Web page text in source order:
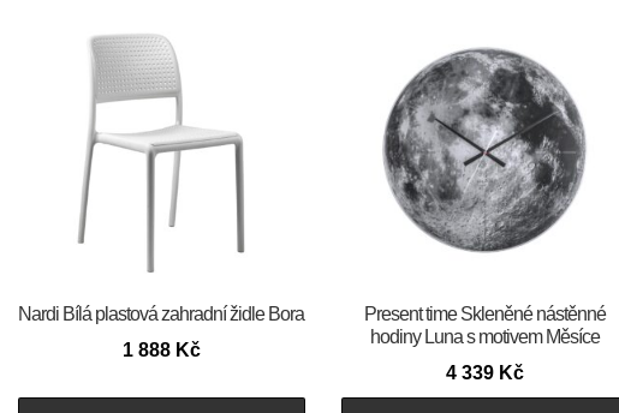
Nardi Bílá plastová zahradní židle Bora
1 888 Kč
Present time Skleněné nástěnné
hodiny Luna s motivem Měsíce
4 339 Kč